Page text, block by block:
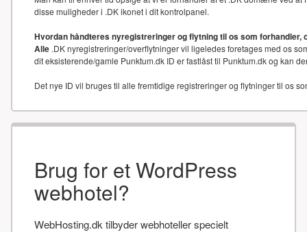
disse muligheder i .DK ikonet i dit kontrolpanel.
Hvordan håndteres nyregistreringer og flytning til os som
Alle .DK nyregistreringer/overflytninger vil ligeledes foretages med os
dit eksisterende/gamle Punktum.dk ID er fastlåst til Punktum.dk og kan
Det nye ID vil bruges til alle fremtidige registreringer og flytninger til os
Brug for et WordPress
webhotel?
WebHosting.dk tilbyder webhoteller specielt